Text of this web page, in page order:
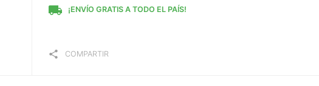
local_shipping ¡ENVÍO GRATIS A TODO EL PAÍS!
share COMPARTIR